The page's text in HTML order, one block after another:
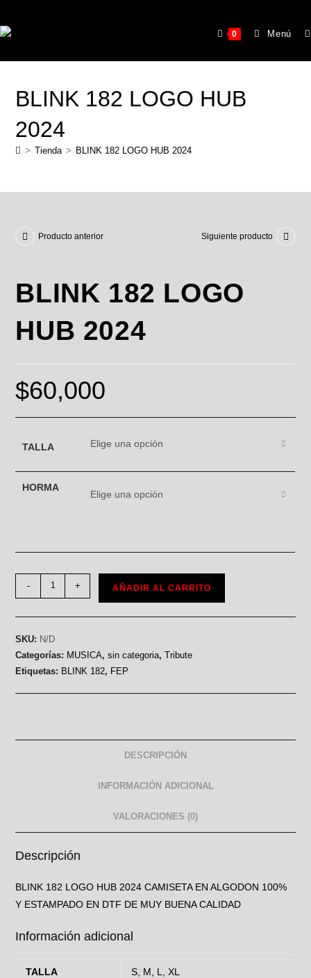
0 Menú
BLINK 182 LOGO HUB
2024
> Tienda > BLINK 182 LOGO HUB 2024
Producto anterior Siguiente producto
BLINK 182 LOGO
HUB 2024
$60,000
TALLA Elige una opción
HORMA
Elige una opción
- + AÑADIR AL CARRITO
SKU: N/D
Categorías: MUSICA,sin categoria,Tribute
Etiquetas: BLINK 182, FEP
DESCRIPCIÓN
INFORMACIÓN ADICIONAL
VALORACIONES (0)
Descripción
BLINK 182 LOGO HUB 2024 CAMISETA EN ALGODON 100%
Y ESTAMPADO EN DTF DE MUY BUENA CALIDAD
Información adicional
TALLA S, M, L, XL